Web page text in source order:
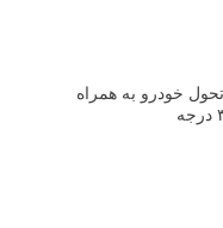
خودرو به همراه